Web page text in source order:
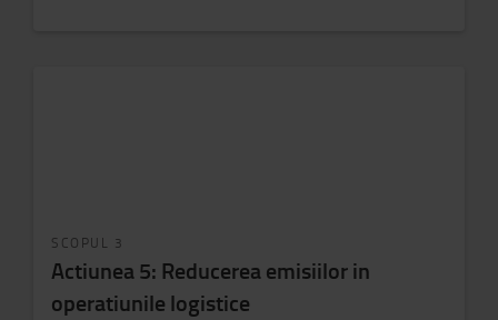
SCOPUL 3
Actiunea 5: Reducerea emisiilor in
operatiunile logistice